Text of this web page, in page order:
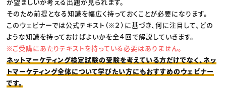
そのため前提となる知識を幅広く持っておくことが必要になります。
このウェビナーでは公式テキスト（※２）に基づき、何に注目して、どの
ような知識を持っておけばよいかを全４回で解説していきます。
※ご受講にあたりテキストを持っている必要はありません。
ネットマーケティング検定試験の受験を考えている方だけでなく、ネッ
トマーケティング全体について学びたい方にもおすすめのウェビナー
です。